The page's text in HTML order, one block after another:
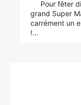
Pour fêter
grand Super
carrément un
!…